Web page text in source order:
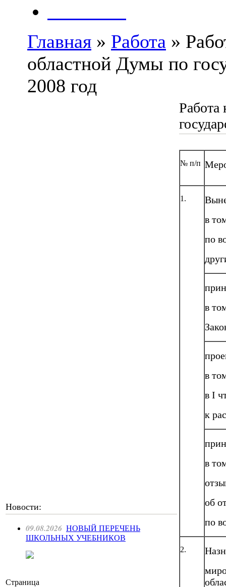
Главная » Работа »
областной Думы по
2008 год
Новости:
09.08.2026 НОВЫЙ ПЕРЕЧЕНЬ
ШКОЛЬНЫХ УЧЕБНИКОВ
Страница
Работа
№ п/п
1.
в
по
в
в
в I
к
в
об
по
2.